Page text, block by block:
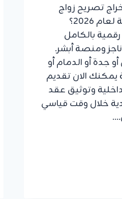
تصريح زواج
بسهولة في السعودية لعام 2026؟
بالكامل
ومنصة أبشر.
جدة أو الدمام أو
يمكنك الان تقديم
وتوثيق عقد
خلال وقت قياسي